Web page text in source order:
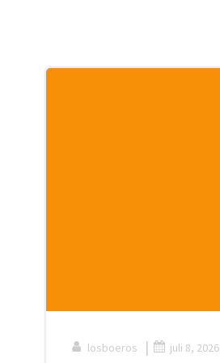
losboeros | juli 8, 2026